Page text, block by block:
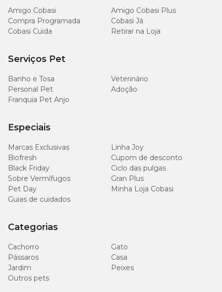
Amigo Cobasi
Amigo Cobasi Plus
Compra Programada
Cobasi Já
Cobasi Cuida
Retirar na Loja
Serviços Pet
Banho e Tosa
Veterinário
Personal Pet
Adoção
Franquia Pet Anjo
Especiais
Marcas Exclusivas
Linha Joy
Biofresh
Cupom de desconto
Black Friday
Ciclo das pulgas
Sobre Vermífugos
Gran Plus
Pet Day
Minha Loja Cobasi
Guias de cuidados
Categorias
Cachorro
Gato
Pássaros
Casa
Jardim
Peixes
Outros pets